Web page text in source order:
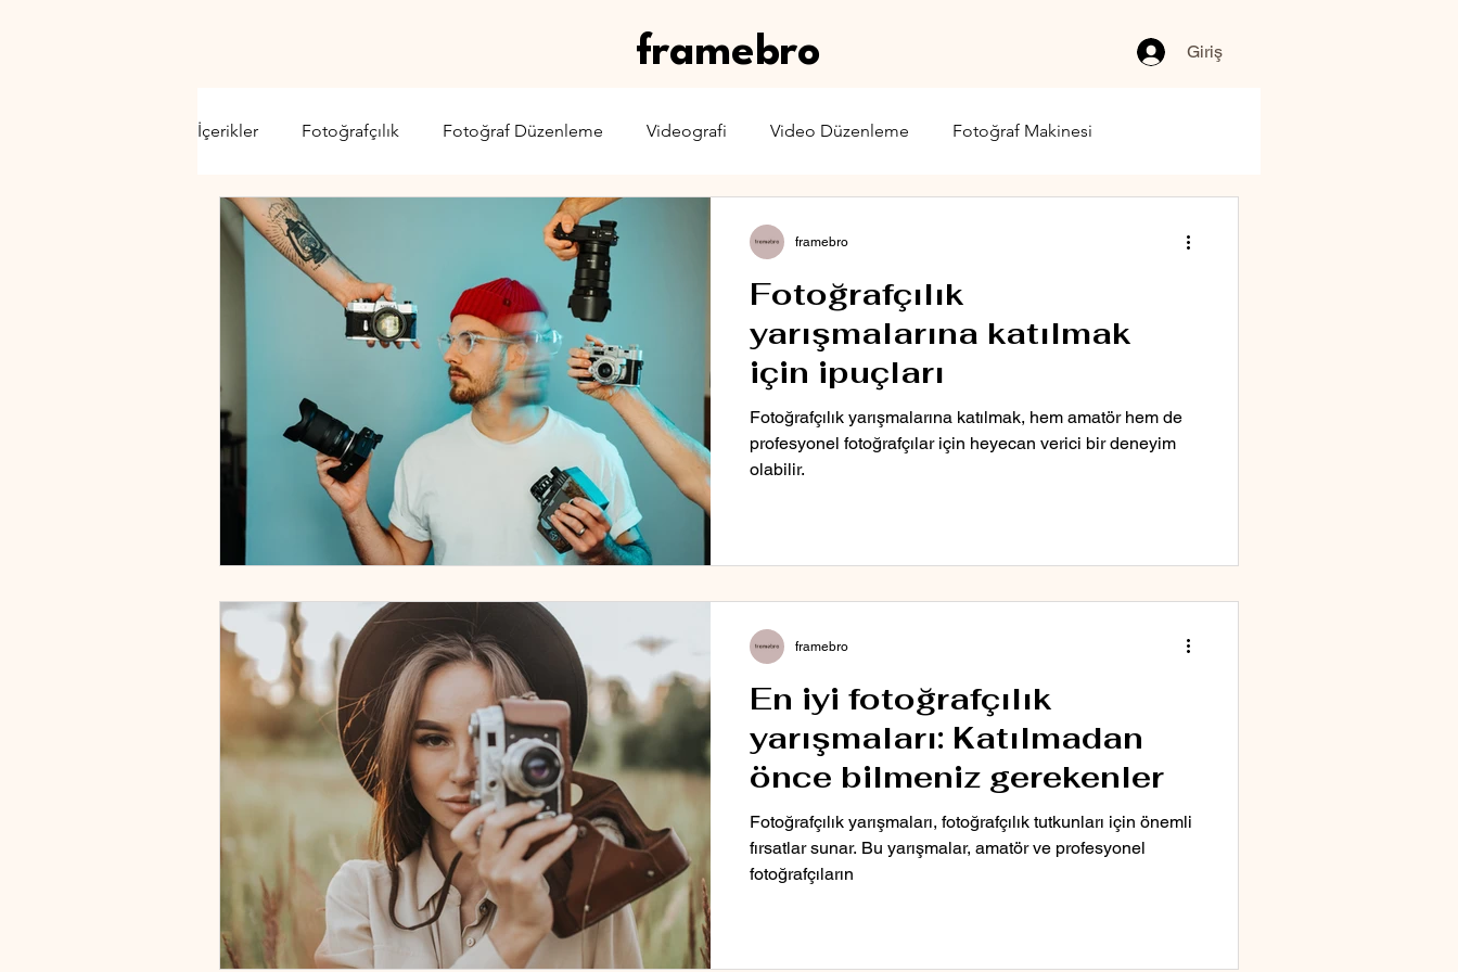
framebro Giriş
İçerikler Fotoğrafçılık Fotoğraf Düzenleme Videografi Video Düzenleme Fotoğraf Makinesi
Video Kamera Karşılaştırma
Fotoğrafçılık
yarışmalarına katılmak
için ipuçları
Fotoğrafçılık yarışmalarına katılmak, hem amatör hem de
profesyonel fotoğrafçılar için heyecan verici bir deneyim
olabilir.
framebro
En iyi fotoğrafçılık
yarışmaları: Katılmadan
önce bilmeniz gerekenler
Fotoğrafçılık yarışmaları, fotoğrafçılık tutkunları için önemli
fırsatlar sunar. Bu yarışmalar, amatör ve profesyonel
fotoğrafçıların
framebro